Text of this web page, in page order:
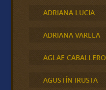
ADRIANA LUCIA
ADRIANA VARELA
AGLAE CABALLERO
AGUSTÍN IRUSTA